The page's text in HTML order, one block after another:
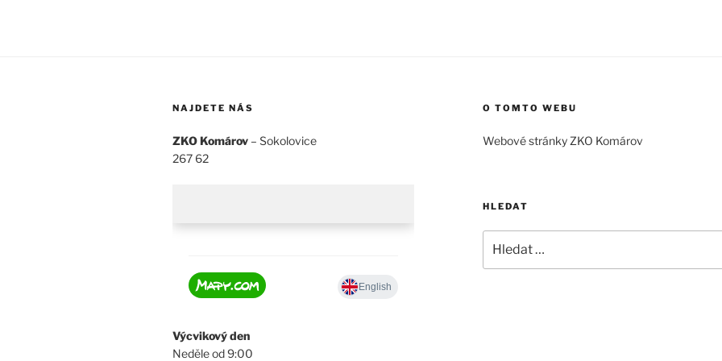
NAJDETE NÁS
ZKO Komárov – Sokolovice
267 62
Výcvikový den
Neděle od 9:00
O TOMTO WEBU
Webové stránky ZKO Komárov
HLEDAT